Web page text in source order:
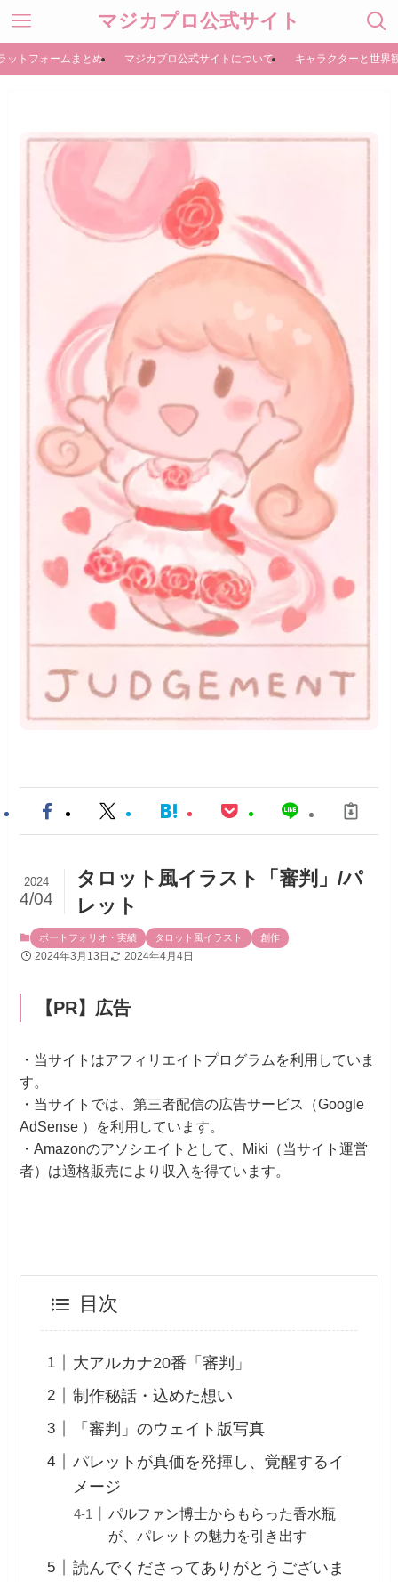
マジカプロ公式サイト
ットフォームまとめ マジカプロ公式サイトについて キャラクターと世界
タロット風イラスト「審判」/パ
レット
2024
4/04
ポートフォリオ・実績 タロット風イラスト 創作
2024年3月13日 2024年4月4日
【PR】広告
・当サイトはアフィリエイトプログラムを利用していま
す。
・当サイトでは、第三者配信の広告サービス（Google
AdSense ）を利用しています。
・Amazonのアソシエイトとして、Miki（当サイト運営
者）は適格販売により収入を得ています。
目次
大アルカナ20番「審判」
制作秘話・込めた想い
「審判」のウェイト版写真
パレットが真価を発揮し、覚醒するイ
メージ
パルファン博士からもらった香水瓶
が、パレットの魅力を引き出す
読んでくださってありがとうございま